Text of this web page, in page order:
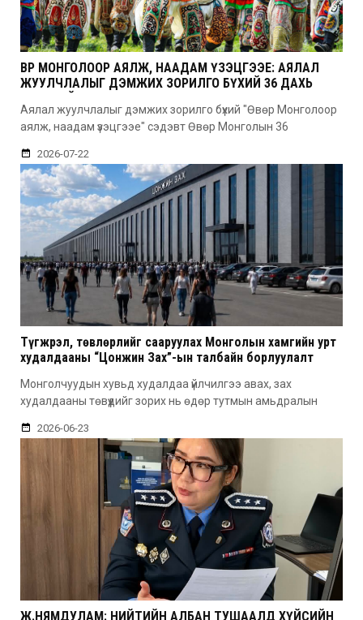
ӨВӨР МОНГОЛООР АЯЛЖ, НААДАМ ҮЗЭЦГЭЭЕ: АЯЛАЛ
ЖУУЛЧЛАЛЫГ ДЭМЖИХ ЗОРИЛГО БҮХИЙ 36 ДАХЬ
Аялал жуулчлалыг дэмжих зорилго бүхий "Өвөр Монголоор
аялж, наадам үзэцгээе" сэдэвт Өвөр Монголын 36
2026-07-22
Түгжрэл, төвлөрлийг сааруулах Монголын хамгийн урт
худалдааны “Цонжин Зах”-ын талбайн борлуулалт
Монголчуудын хувьд худалдаа үйлчилгээ авах, зах
худалдааны төвүүдийг зорих нь өдөр тутмын амьдралын
2026-06-23
Ж.НЯМДУЛАМ: НИЙТИЙН АЛБАН ТУШААЛД ХҮЙСИЙН